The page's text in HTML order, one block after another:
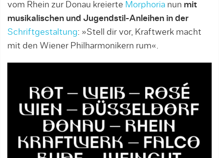
vom Rhein zur Donau kreierte Morphoria nun mit
musikalischen und Jugendstil-Anleihen in der
Schriftgestaltung: »Stell dir vor, Kraftwerk macht
mit den Wiener Philharmonikern rum«.